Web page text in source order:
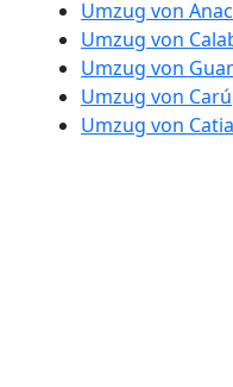
Umzug von
Umzug von
Umzug von
Umzug von
Umzug von